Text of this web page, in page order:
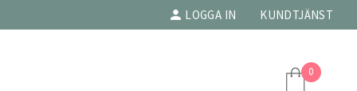
LOGGA IN KUNDTJÄNST
0